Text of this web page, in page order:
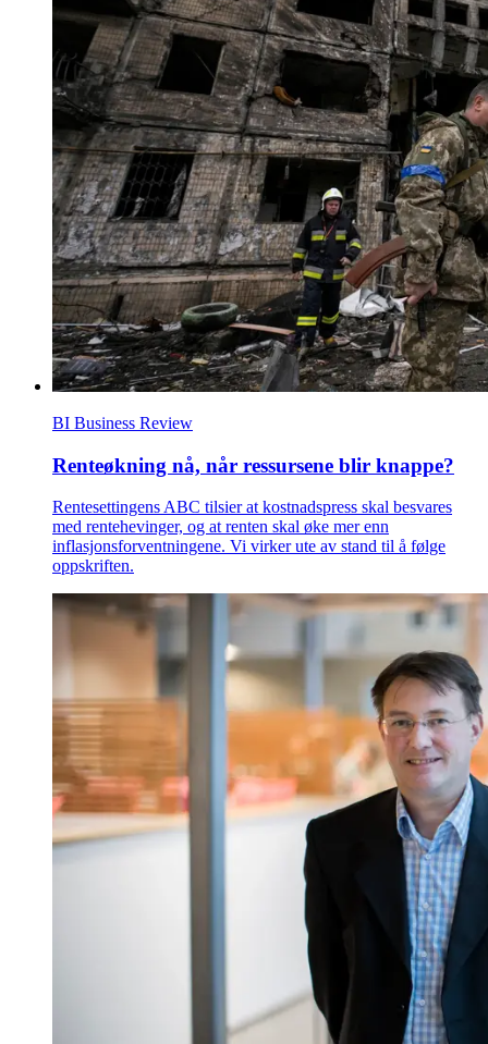
BI Business Review
Renteøkning nå, når ressursene blir knappe?
Rentesettingens ABC tilsier at kostnadspress skal besvares
med rentehevinger, og at renten skal øke mer enn
inflasjonsforventningene. Vi virker ute av stand til å følge
oppskriften.